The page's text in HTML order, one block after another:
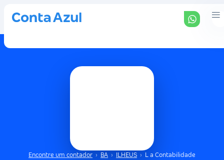
Encontre um contador › BA › ILHEUS › L a Contabilidade